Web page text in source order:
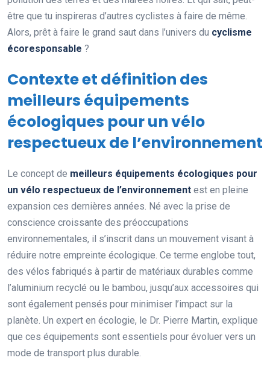
être que tu inspireras d’autres cyclistes à faire de même.
Alors, prêt à faire le grand saut dans l’univers du cyclisme
écoresponsable ?
Contexte et définition des
meilleurs équipements
écologiques pour un vélo
respectueux de l’environnement
Le concept de meilleurs équipements écologiques pour
un vélo respectueux de l’environnement est en pleine
expansion ces dernières années. Né avec la prise de
conscience croissante des préoccupations
environnementales, il s’inscrit dans un mouvement visant à
réduire notre empreinte écologique. Ce terme englobe tout,
des vélos fabriqués à partir de matériaux durables comme
l’aluminium recyclé ou le bambou, jusqu’aux accessoires qui
sont également pensés pour minimiser l’impact sur la
planète. Un expert en écologie, le Dr. Pierre Martin, explique
que ces équipements sont essentiels pour évoluer vers un
mode de transport plus durable.